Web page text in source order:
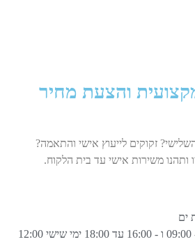
והצעת מחיר
זקוקים לייעוץ אישי והתאמה?
ותהנו משירות אישי עד בית הלקוח.
ימים א-ה בין 13:00 - 09:00 ו - 16:00 עד 18:00 ימי שישי 12:00